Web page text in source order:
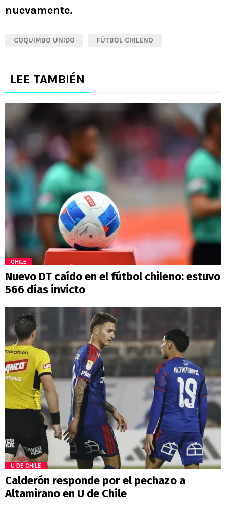
nuevamente.
COQUIMBO UNIDO FÚTBOL CHILENO
LEE TAMBIÉN
CHILE
Nuevo DT caído en el fútbol chileno: estuvo
566 días invicto
U DE CHILE
Calderón responde por el pechazo a
Altamirano en U de Chile